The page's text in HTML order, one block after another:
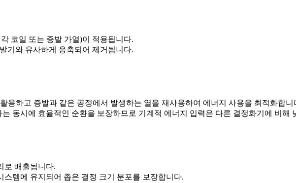
코일 또는 증발 가열)이 적용됩니다.
기와 유사하게 응축되어 제거됩니다.
용하고 증발과 같은 공정에서 발생하는 열을 재사용하여 에너지 사용을 최적화합니
동시에 효율적인 순환을 보장하므로 기계적 에너지 입력은 다른 결정화기에 비해
로 배출됩니다.
템에 유지되어 좁은 결정 크기 분포를 보장합니다.